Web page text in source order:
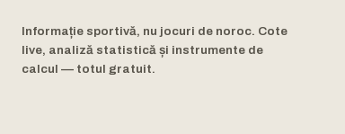
Informație sportivă, nu jocuri de noroc. Cote
live, analiză statistică și instrumente de
calcul — totul gratuit.